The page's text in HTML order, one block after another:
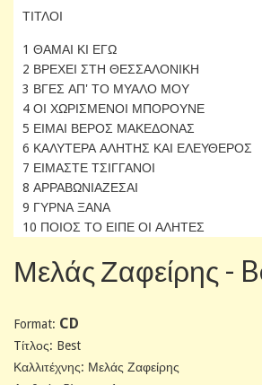
ΤΙΤΛΟΙ
1 ΘΑΜΑΙ ΚΙ ΕΓΩ
2 ΒΡΕΧΕΙ ΣΤΗ ΘΕΣΣΑΛΟΝΙΚΗ
3 ΒΓΕΣ ΑΠ' ΤΟ ΜΥΑΛΟ ΜΟΥ
4 ΟΙ ΧΩΡΙΣΜΕΝΟΙ ΜΠΟΡΟΥΝΕ
5 ΕΙΜΑΙ ΒΕΡΟΣ ΜΑΚΕΔΟΝΑΣ
6 ΚΑΛΥΤΕΡΑ ΑΛΗΤΗΣ ΚΑΙ ΕΛΕΥΘΕΡΟΣ
7 ΕΙΜΑΣΤΕ ΤΣΙΓΓΑΝΟΙ
8 ΑΡΡΑΒΩΝΙΑΖΕΣΑΙ
9 ΓΥΡΝΑ ΞΑΝΑ
10 ΠΟΙΟΣ ΤΟ ΕΙΠΕ ΟΙ ΑΛΗΤΕΣ
Μελάς Ζαφείρης -
Format: CD
Tίτλος: Best
Καλλιτέχνης: Μελάς Ζαφείρης